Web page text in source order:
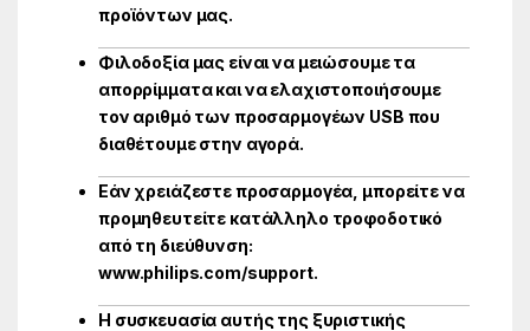
προϊόντων μας.
Φιλοδοξία μας είναι να μειώσουμε τα
απορρίμματα και να ελαχιστοποιήσουμε
τον αριθμό των προσαρμογέων USB που
διαθέτουμε στην αγορά.
Εάν χρειάζεστε προσαρμογέα, μπορείτε να
προμηθευτείτε κατάλληλο τροφοδοτικό
από τη διεύθυνση:
www.philips.com/support.
Η συσκευασία αυτής της ξυριστικής